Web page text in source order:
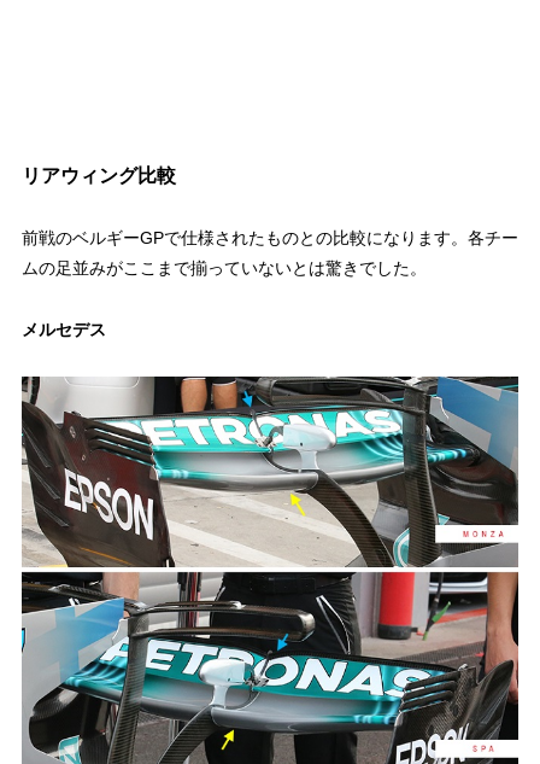
リアウィング比較
前戦のベルギーGPで仕様されたものとの比較になります。各チー
ムの足並みがここまで揃っていないとは驚きでした。
メルセデス